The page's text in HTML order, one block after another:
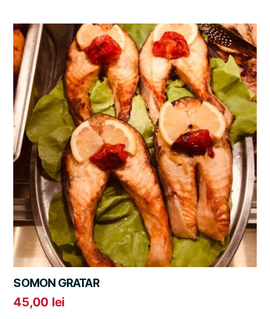
SOMON GRATAR
45,00 lei